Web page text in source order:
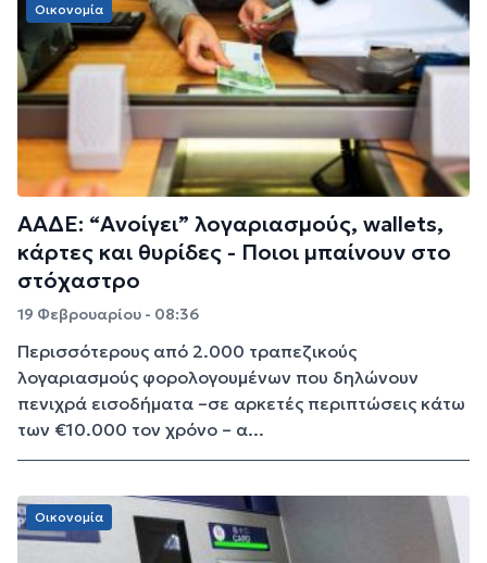
Οικονομία
ΑΑΔΕ: “Ανοίγει” λογαριασμούς, wallets,
κάρτες και θυρίδες - Ποιοι μπαίνουν στο
στόχαστρο
19 Φεβρουαρίου - 08:36
Περισσότερους από 2.000 τραπεζικούς
λογαριασμούς φορολογουμένων που δηλώνουν
πενιχρά εισοδήματα –σε αρκετές περιπτώσεις κάτω
των €10.000 τον χρόνο – α...
Οικονομία